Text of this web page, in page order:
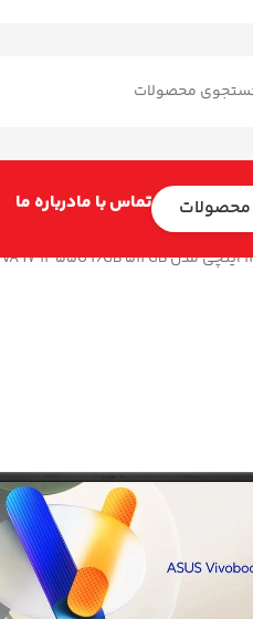
تماس با مادرباره ما